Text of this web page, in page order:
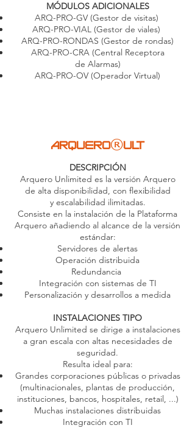
MÓDULOS ADICIONALES
ARQ-PRO-GV (Gestor de visitas)
ARQ-PRO-VIAL (Gestor de viales)
ARQ-PRO-RONDAS (Gestor de rondas)
ARQ-PRO-CRA (Central Receptora
de Alarmas)
ARQ-PRO-OV (Operador Virtual)
ARQUERO®ULT
DESCRIPCIÓN
Arquero Unlimited es la versión Arquero
de alta disponibilidad, con flexibilidad
y escalabilidad ilimitadas.
Consiste en la instalación de la Plataforma
Arquero añadiendo al alcance de la versión
estándar:
Servidores de alertas
Operación distribuida
Redundancia
Integración con sistemas de TI
Personalización y desarrollos a medida
INSTALACIONES TIPO
Arquero Unlimited se dirige a instalaciones
a gran escala con altas necesidades de
seguridad.
Resulta ideal para:
Grandes corporaciones públicas o privadas
(multinacionales, plantas de producción,
instituciones, bancos, hospitales, retail, ...)
Muchas instalaciones distribuidas
Integración con TI